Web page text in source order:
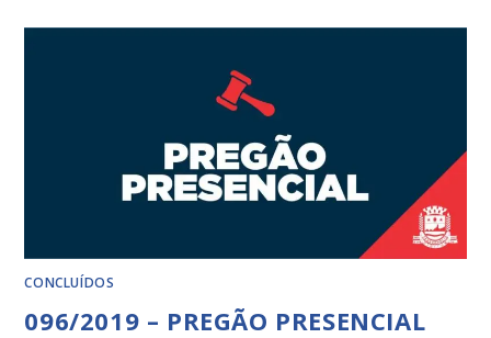
CONCLUÍDOS
096/2019 – PREGÃO PRESENCIAL